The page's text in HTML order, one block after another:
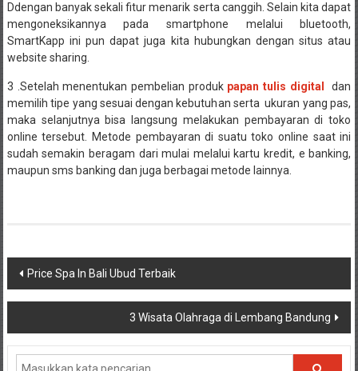
Ddengan banyak sekali fitur menarik serta canggih. Selain kita dapat
mengoneksikannya pada smartphone melalui bluetooth,
SmartKapp ini pun dapat juga kita hubungkan dengan situs atau
website sharing.
3 .Setelah menentukan pembelian produk papan tulis digital
dan
memilih tipe yang sesuai dengan kebutuhan serta ukuran yang pas,
maka selanjutnya bisa langsung melakukan pembayaran di toko
online tersebut. Metode pembayaran di suatu toko online saat ini
sudah semakin beragam dari mulai melalui kartu kredit, e banking,
maupun sms banking dan juga berbagai metode lainnya.
Navigasi
pos
Price Spa In Bali Ubud Terbaik
3 Wisata Olahraga di Lembang Bandung